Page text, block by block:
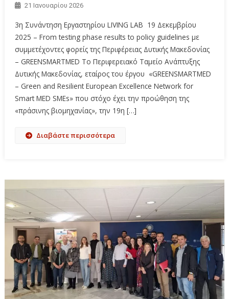
21 Ιανουαρίου 2026
3η Συνάντηση Εργαστηρίου LIVING LAB 19 Δεκεμβρίου
2025 – From testing phase results to policy guidelines με
συμμετέχοντες φορείς της Περιφέρειας Δυτικής Μακεδονίας
– GREENSMARTMED Το Περιφερειακό Ταμείο Ανάπτυξης
Δυτικής Μακεδονίας, εταίρος του έργου «GREENSMARTMED
– Green and Resilient European Excellence Network for
Smart MED SMEs» που στόχο έχει την προώθηση της
«πράσινης βιομηχανίας», την 19η […]
Διαβάστε περισσότερα